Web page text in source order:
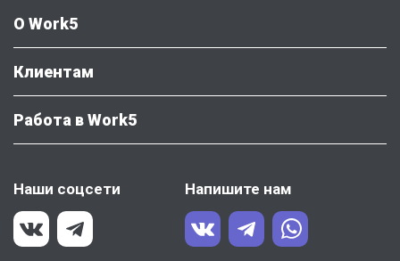
О Work5
Клиентам
Работа в Work5
Наши соцсети Напишите нам